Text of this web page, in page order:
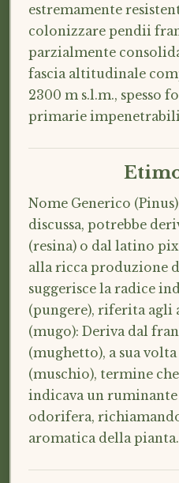
estremamente
colonizzare pendii
parzialmente
fascia altitudinale
2300 m s.l.m., spesso
primarie impenetrabili
Nome Generico
discussa, potrebbe
(resina) o dal latino
alla ricca produzione
suggerisce la radice
(pungere), riferita agli
(mugo): Deriva dal
(mughetto), a sua
(muschio), termine
indicava un
odorifera,
aromatica della pianta.